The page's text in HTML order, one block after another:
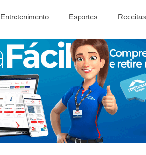
Entretenimento Esportes Receitas